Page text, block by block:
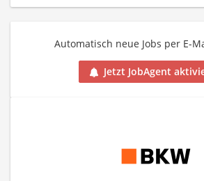
Automatisch neue Jobs per E-
Jetzt JobAgent